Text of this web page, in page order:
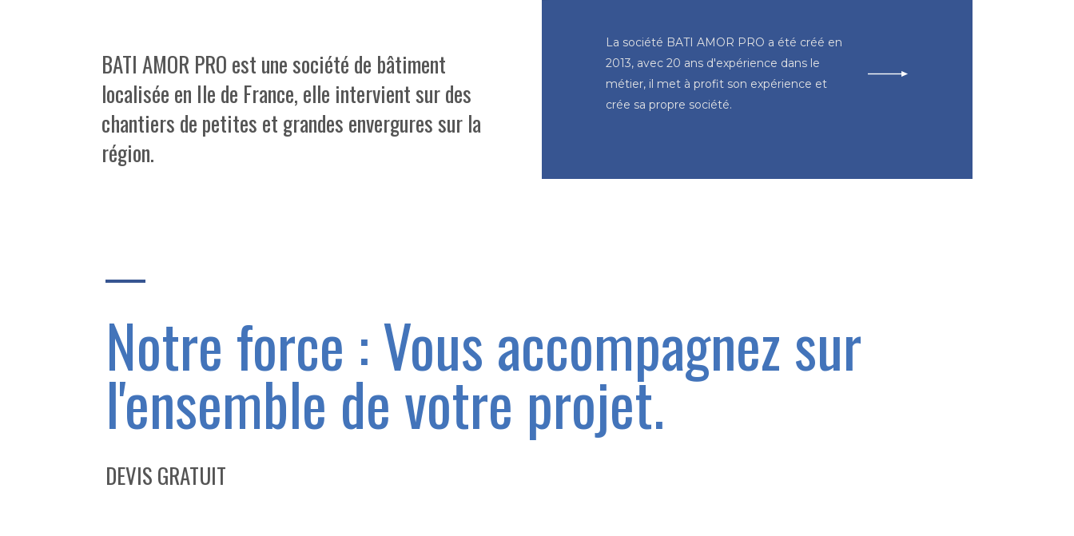
BATI AMOR PRO est une société de bâtiment
localisée en Ile de France, elle intervient sur des
chantiers de petites et grandes envergures sur la
région.
La société BATI AMOR PRO a été créé en
2013, avec 20 ans d'expérience dans le
métier, il met à profit son expérience et
crée sa propre société.
Notre force : Vous accompagnez sur
l'ensemble de votre projet.
DEVIS GRATUIT